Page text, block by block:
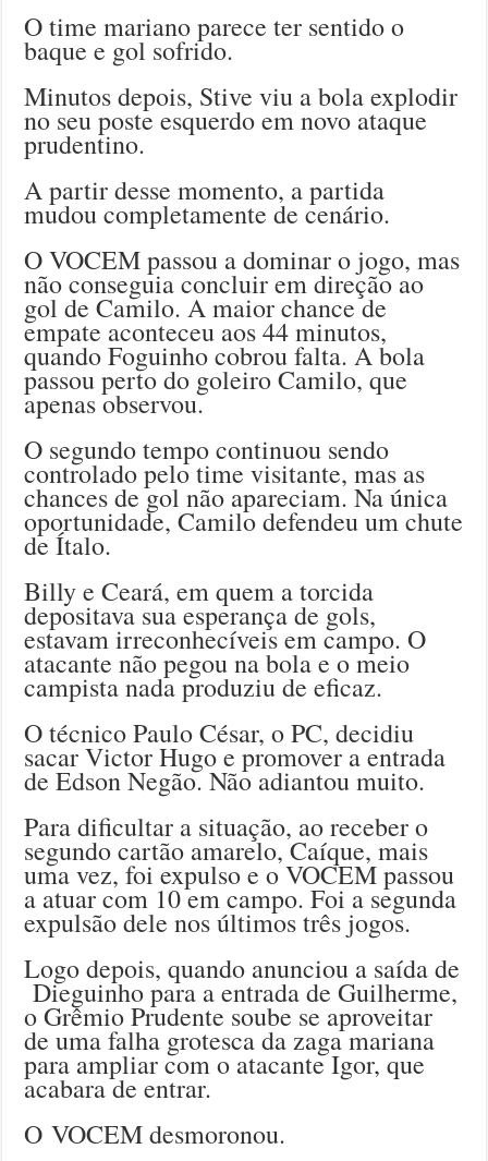
O time mariano parece ter sentido o
baque e gol sofrido.
Minutos depois, Stive viu a bola explodir
no seu poste esquerdo em novo ataque
prudentino.
A partir desse momento, a partida
mudou completamente de cenário.
O VOCEM passou a dominar o jogo, mas
não conseguia concluir em direção ao
gol de Camilo. A maior chance de
empate aconteceu aos 44 minutos,
quando Foguinho cobrou falta. A bola
passou perto do goleiro Camilo, que
apenas observou.
O segundo tempo continuou sendo
controlado pelo time visitante, mas as
chances de gol não apareciam. Na única
oportunidade, Camilo defendeu um chute
de Ítalo.
Billy e Ceará, em quem a torcida
depositava sua esperança de gols,
estavam irreconhecíveis em campo. O
atacante não pegou na bola e o meio
campista nada produziu de eficaz.
O técnico Paulo César, o PC, decidiu
sacar Victor Hugo e promover a entrada
de Edson Negão. Não adiantou muito.
Para dificultar a situação, ao receber o
segundo cartão amarelo, Caíque, mais
uma vez, foi expulso e o VOCEM passou
a atuar com 10 em campo. Foi a segunda
expulsão dele nos últimos três jogos.
Logo depois, quando anunciou a saída de
Dieguinho para a entrada de Guilherme,
o Grêmio Prudente soube se aproveitar
de uma falha grotesca da zaga mariana
para ampliar com o atacante Igor, que
acabara de entrar.
O VOCEM desmoronou.